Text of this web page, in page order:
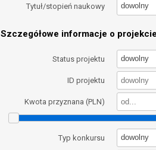
Tytuł/stopień naukowy dowolny
Szczegółowe informacje o
Status projektu dowolny
ID projektu
Kwota przyznana (PLN)
Typ konkursu dowolny